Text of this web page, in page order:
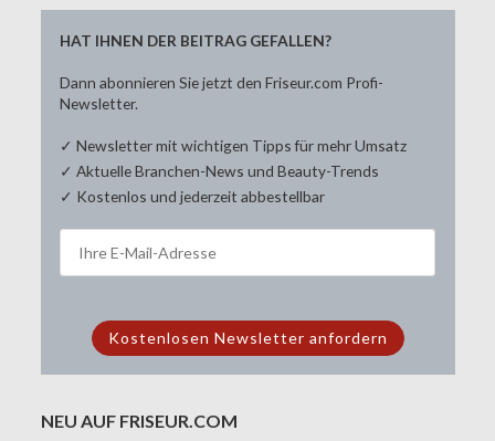
HAT IHNEN DER BEITRAG GEFALLEN?
Dann abonnieren Sie jetzt den Friseur.com Profi-
Newsletter.
✓ Newsletter mit wichtigen Tipps für mehr Umsatz
✓ Aktuelle Branchen-News und Beauty-Trends
✓ Kostenlos und jederzeit abbestellbar
NEU AUF FRISEUR.COM